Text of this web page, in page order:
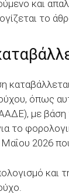
και
το
όπως
με βάση
το
Μαΐου 2026
και